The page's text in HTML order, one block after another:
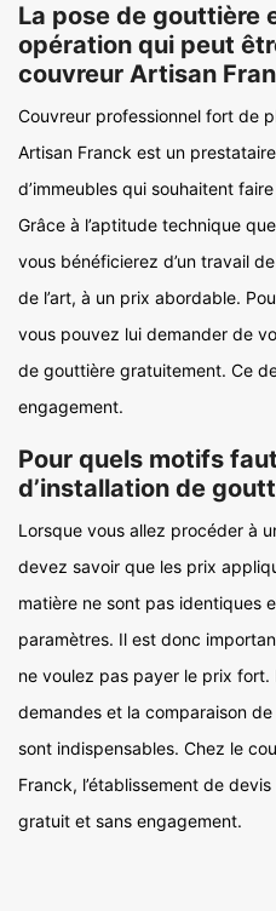
La pose de gouttière
opération qui peut
couvreur Artisan
Couvreur professionnel fort de
Artisan Franck est un
d’immeubles qui souhaitent
Grâce à l’aptitude technique
vous bénéficierez d’un travail
de l’art, à un prix abordable.
vous pouvez lui demander de
de gouttière gratuitement. Ce
engagement.
Pour quels motifs
d’installation de
Lorsque vous allez procéder à
devez savoir que les prix
matière ne sont pas identiques
paramètres. Il est donc
ne voulez pas payer le prix fort.
demandes et la comparaison
sont indispensables. Chez le
Franck, l’établissement de
gratuit et sans engagement.